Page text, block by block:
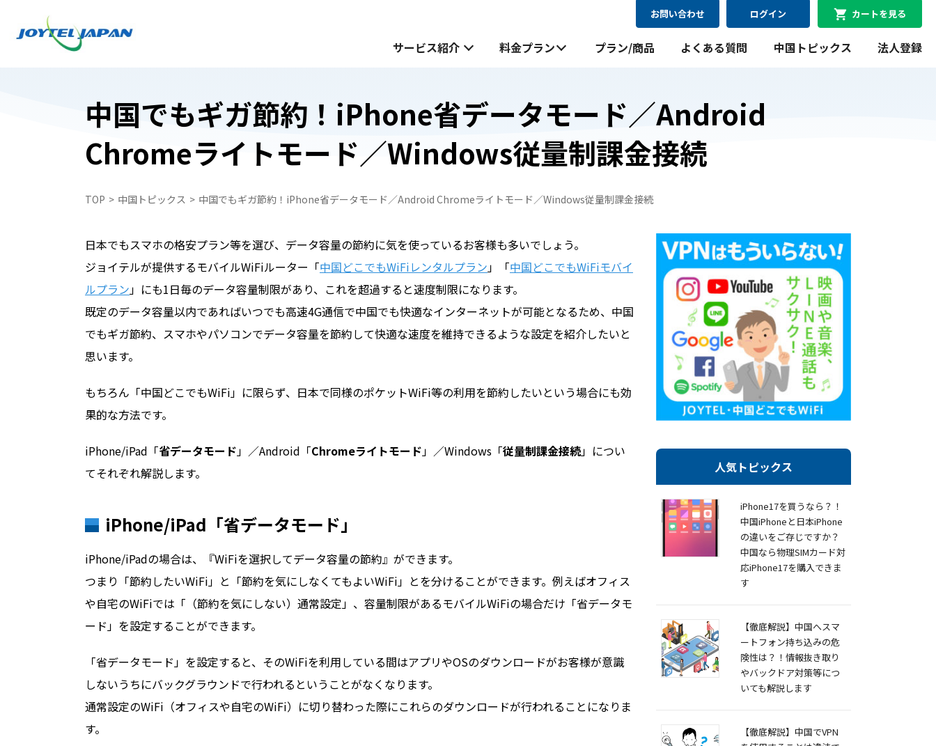
お問い合わせ ログイン カートを見る
サービス紹介
サービス紹介
日本でお受け取り
WiFiレンタルプラン受取・返却
中国スマートフォンレンタル・中国どこでも
中国携帯電話番号SIM
申込フォーム
中国でお受け取り
無料お試し申し込みフォーム
中国どこでもWiFiモバイルプラン
JOYTEL SIMとは
JOYTEL SIMの設定方法
08月09日
WiFiレンタルプラン料金のシミュレーションができま
シミュレーションする
料金プラン
日本でお受け取り
中国携帯電話番号SIM
ペイ
自動見積フォーム
中国でお受け取り
中国どこでもWiFiモバイルプラン
プラン/商品 よくある質問 中国トピックス 法人登録
中国でもギガ節約！iPhone省データモード／Android
Chromeライトモード／Windows従量制課金接続
TOP 中国トピックス 中国でもギガ節約！iPhone省データモード／Android Chromeライトモード／Windows従量制課金接続
日本でもスマホの格安プラン等を選び、データ容量の節約に気を使っているお客様も多いでしょう。
ジョイテルが提供するモバイルWiFiルーター「中国どこでもWiFiレンタルプラン」「中国どこでもWiFiモバイ
ルプラン」にも1日毎のデータ容量制限があり、これを超過すると速度制限になります。
既定のデータ容量以内であればいつでも高速4G通信で中国でも快適なインターネットが可能となるため、中国
でもギガ節約、スマホやパソコンでデータ容量を節約して快適な速度を維持できるような設定を紹介したいと
思います。
もちろん「中国どこでもWiFi」に限らず、日本で同様のポケットWiFi等の利用を節約したいという場合にも効
果的な方法です。
iPhone/iPad「省データモード」／Android「Chromeライトモード」／Windows「従量制課金接続」につい
てそれぞれ解説します。
iPhone/iPad「省データモード」
iPhone/iPadの場合は、『WiFiを選択してデータ容量の節約』ができます。
つまり「節約したいWiFi」と「節約を気にしなくてもよいWiFi」とを分けることができます。例えばオフィス
や自宅のWiFiでは「（節約を気にしない）通常設定」、容量制限があるモバイルWiFiの場合だけ「省データモ
ード」を設定することができます。
「省データモード」を設定すると、そのWiFiを利用している間はアプリやOSのダウンロードがお客様が意識
しないうちにバックグラウンドで行われるということがなくなります。
通常設定のWiFi（オフィスや自宅のWiFi）に切り替わった際にこれらのダウンロードが行われることになりま
す。
人気トピックス
iPhone17を買うなら？！
中国iPhoneと日本iPhone
の違いをご存じですか？
中国なら物理SIMカード対
応iPhone17を購入できま
す
【徹底解説】中国へスマ
ートフォン持ち込みの危
険性は？！情報抜き取り
やバックドア対策等につ
いても解説します
【徹底解説】中国でVPN